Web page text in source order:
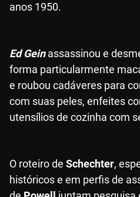
anos 1950.
Ed Geinassassinou e
forma particularmente
e roubou cadáveres para
com suas peles, enfeites
utensílios de cozinha com
O roteiro de Schechter,
históricos e em perfis de